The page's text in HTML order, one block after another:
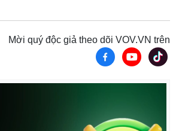
Mời quý độc giả theo dõi VOV.VN trên